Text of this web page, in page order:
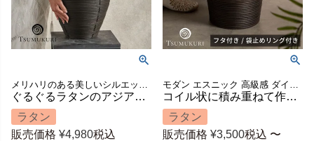
ぐるぐるラタンのアジアンな壺型バスケット [14279]
ラタン
販売価格 ¥4,980税込
コイル状に積み重ねて作るラタンのマルチバスケット TSUMUKURI Mサイズ 直径約25×H28cm 7L 蓋・袋止めリング付き [13050]
ラタン
販売価格 ¥3,500税込 〜